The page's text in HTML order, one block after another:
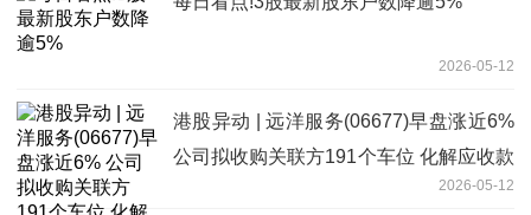
2026-05-12
港股异动 | 远洋服务(06677)早盘涨近6%
公司拟收购关联方191个车位 化解应收款
2026-05-12